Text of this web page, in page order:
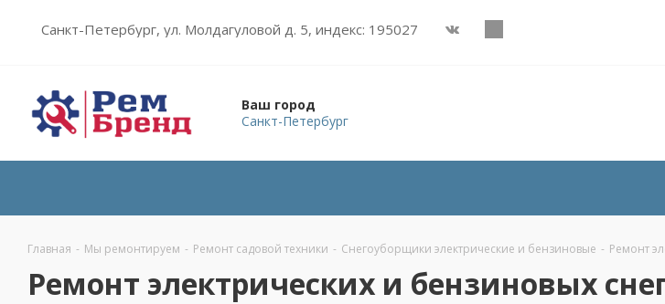
Санкт-Петербург, ул. Молдагуловой д. 5, индекс: 195027
Ваш город
Санкт-Петербург
Главная - Мы ремонтируем - Ремонт садовой техники - Снегоуборщики электрические и бензиновые - Ремонт
Ремонт электрических и бензиновых